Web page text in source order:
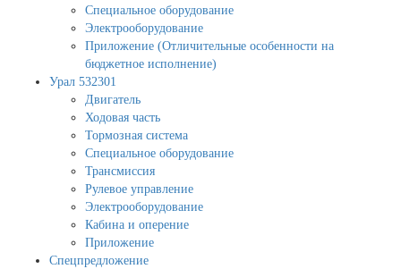
Специальное оборудование
Электрооборудование
Приложение (Отличительные особенности на
бюджетное исполнение)
Урал 532301
Двигатель
Ходовая часть
Тормозная система
Специальное оборудование
Трансмиссия
Рулевое управление
Электрооборудование
Кабина и оперение
Приложение
Спецпредложение